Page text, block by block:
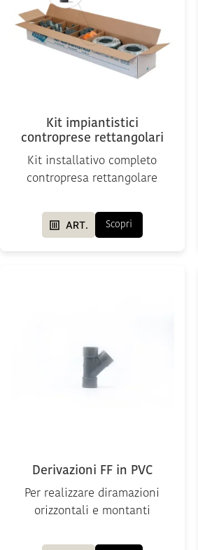
Kit impiantistici
controprese rettangolari
Kit installativo completo
contropresa rettangolare
ART. Scopri
Derivazioni FF in PVC
Per realizzare diramazioni
orizzontali e montanti